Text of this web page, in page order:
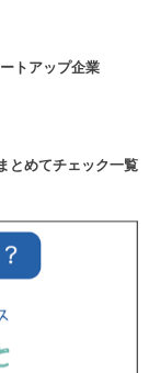
トアップ企業
とめてチェック一覧